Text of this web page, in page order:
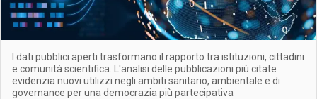
I dati pubblici aperti trasformano il rapporto tra istituzioni, cittadini
e comunità scientifica. L'analisi delle pubblicazioni più citate
evidenzia nuovi utilizzi negli ambiti sanitario, ambientale e di
governance per una democrazia più partecipativa